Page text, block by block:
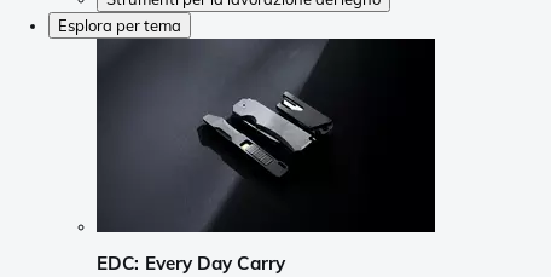
Esplora per tema
EDC: Every Day Carry